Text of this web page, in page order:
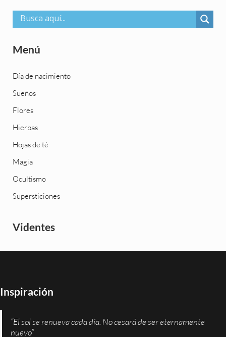
Menú
Día de nacimiento
Sueños
Flores
Hierbas
Hojas de té
Magia
Ocultismo
Supersticiones
Videntes
Inspiración
“El sol se renueva cada día. No cesará de ser eternamente
nuevo”